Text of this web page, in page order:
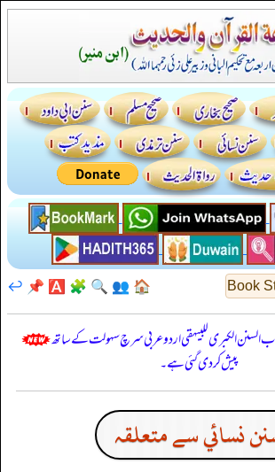
Book
🏠
👥
🔍
🧩
🅰️
📌
↩️
السنن الكبرى للبيهقي اردو عربی سرچ سہولت کے ساتھ
پیش کر دی گئی ہے۔
نسائي سے متعلقہ